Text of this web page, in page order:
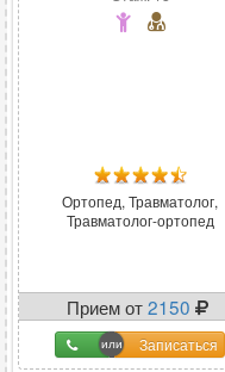
Ортопед, Травматолог,
Травматолог-ортопед
Прием от2150
Записаться